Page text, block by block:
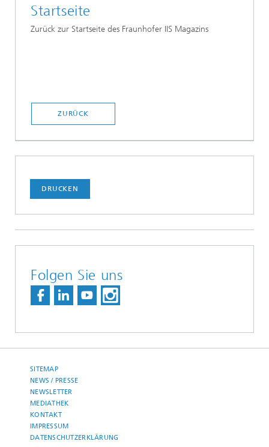
Startseite
Zurück zur Startseite des Fraunhofer IIS Magazins
ZURÜCK
DRUCKEN
Folgen Sie uns
SITEMAP
NEWS / PRESSE
NEWSLETTER
MEDIATHEK
KONTAKT
IMPRESSUM
DATENSCHUTZERKLÄRUNG